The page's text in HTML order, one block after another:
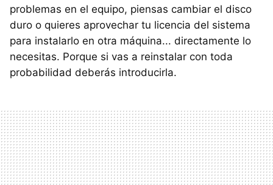
problemas en el equipo, piensas cambiar el disco
duro o quieres aprovechar tu licencia del sistema
para instalarlo en otra máquina... directamente lo
necesitas. Porque si vas a reinstalar con toda
probabilidad deberás introducirla.